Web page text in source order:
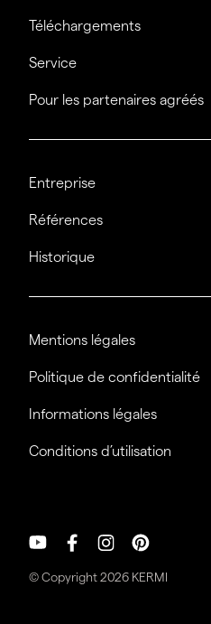
Téléchargements
Service
Pour les partenaires agréés
Entreprise
Références
Historique
Mentions légales
Politique de confidentialité
Informations légales
Conditions d’utilisation
© Copyright 2026 KERMI